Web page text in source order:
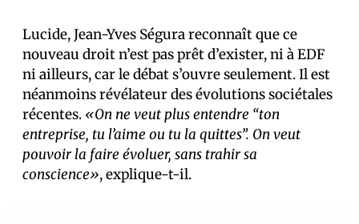
Lucide, Jean-Yves Ségura reconnaît que ce
nouveau droit n’est pas prêt d’exister, ni à EDF
ni ailleurs, car le débat s’ouvre seulement. Il est
néanmoins révélateur des évolutions sociétales
récentes. «On ne veut plus entendre “ton
entreprise, tu l’aime ou tu la quittes”. On veut
pouvoir la faire évoluer, sans trahir sa
conscience», explique-t-il.